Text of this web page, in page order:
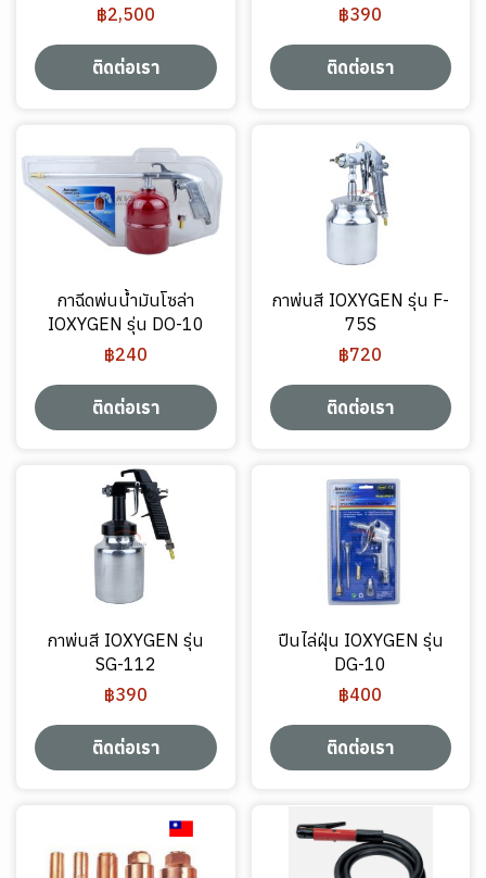
฿2,500
ติดต่อเรา
฿390
ติดต่อเรา
กาฉีดพ่นน้ำมันโซล่า
IOXYGEN รุ่น DO-10
฿240
ติดต่อเรา
กาพ่นสี IOXYGEN รุ่น F-
75S
฿720
ติดต่อเรา
กาพ่นสี IOXYGEN รุ่น
SG-112
฿390
ติดต่อเรา
ปืนไล่ฝุ่น IOXYGEN รุ่น
DG-10
฿400
ติดต่อเรา